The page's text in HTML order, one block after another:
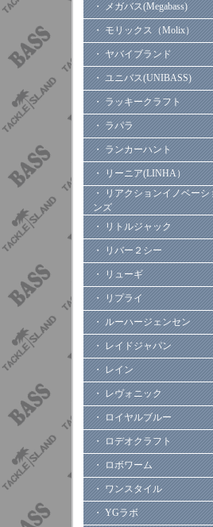
・ メガバス(Megabass)
・ モリックス（Molix）
・ ヤバイブランド
・ ユニバス(UNIBASS)
・ ラッキークラフト
・ ラパラ
・ ランカーハント
・ リーニア(LINHA）
・ リアクションイノベーシ
ンズ
・ リトルジャック
・ リバー２シー
・ リューギ
・ リプライ
・ ルーハージェンセン
・ レイドジャパン
・ レイン
・ レヴォニック
・ ロイヤルブルー
・ ロデオクラフト
・ ロボワーム
・ ワンスタイル
・ YGラボ